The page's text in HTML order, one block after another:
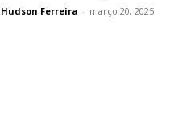
Hudson Ferreira - março 20, 2025